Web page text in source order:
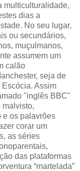
multiculturalidade,
dias a
No seu lugar,
ou secundários,
muçulmanos,
assumem um
calão
seja de
Assim
"inglês BBC"
malvisto,
e os palavrões
corar um
as séries
das plataformas
“martelada”